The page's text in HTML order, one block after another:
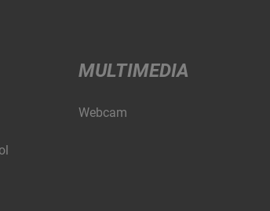
MULTIMEDIA
Webcam